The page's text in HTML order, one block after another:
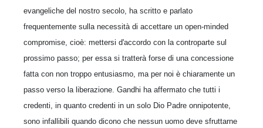
evangeliche del nostro secolo, ha scritto e parlato
frequentemente sulla necessità di accettare un open-minded
compromise, cioè: mettersi d'accordo con la controparte sul
prossimo passo; per essa si tratterà forse di una concessione
fatta con non troppo entusiasmo, ma per noi è chiaramente un
passo verso la liberazione. Gandhi ha affermato che tutti i
credenti, in quanto credenti in un solo Dio Padre onnipotente,
sono infallibili quando dicono che nessun uomo deve sfruttarne